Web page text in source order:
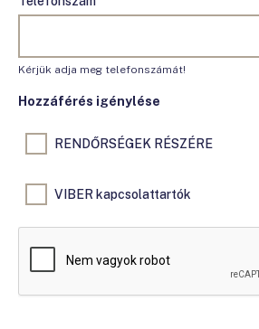
Kérjük adja meg telefonszámát!
Hozzáférés igénylése
RENDŐRSÉGEK RÉSZÉRE
VIBER kapcsolattartók